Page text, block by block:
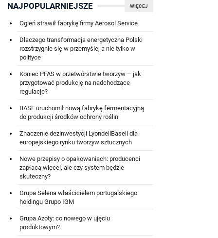
WIĘCEJ
NAJPOPULARNIEJSZE
Ogień strawił fabrykę firmy Aerosol Service
Dlaczego transformacja energetyczna Polski
rozstrzygnie się w przemyśle, a nie tylko w
polityce
Koniec PFAS w przetwórstwie tworzyw – jak
przygotować produkcję na nadchodzące
regulacje?
BASF uruchomił nową fabrykę fermentacyjną
do produkcji środków ochrony roślin
Znaczenie dezinwestycji LyondellBasell dla
europejskiego rynku tworzyw sztucznych
Nowe przepisy o opakowaniach: producenci
zapłacą więcej, ale czy system będzie
skuteczny?
Grupa Selena właścicielem portugalskiego
holdingu Grupo IGM
Grupa Azoty: co nowego w ujęciu
produktowym?